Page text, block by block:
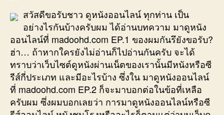
สวัสดีขอรับชาว ดูหนังออนไลน์ ทุกท่าน เป็น
อย่างไรกันบ้างครับผม ได้อ่านบทความ มาดูหนัง
ออนไลน์ที่ madoohd.com EP.1 ของผมกันรึยังขอรับ?
ฮ่า… ถ้าหากใครยังไม่อ่านก็ไปอ่านกันครับ จะได้
ทราบว่าเว็บไซต์ดูหนังผ่านเน็ตของเรานั้นมีหนังหรือซี
รีส์กี่ประเภท และมีอะไรบ้าง ซึ่งใน มาดูหนังออนไลน์
ที่ madoohd.com EP.2 ก็จะมาบอกต่อในข้อที่เหลือ
ครับผม ซึ่งผมบอกเลยว่า การมาดูหนังออนไลน์หรือซี